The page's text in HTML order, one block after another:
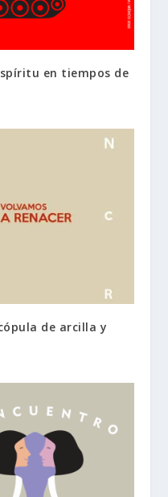
en tiempos de
de arcilla y